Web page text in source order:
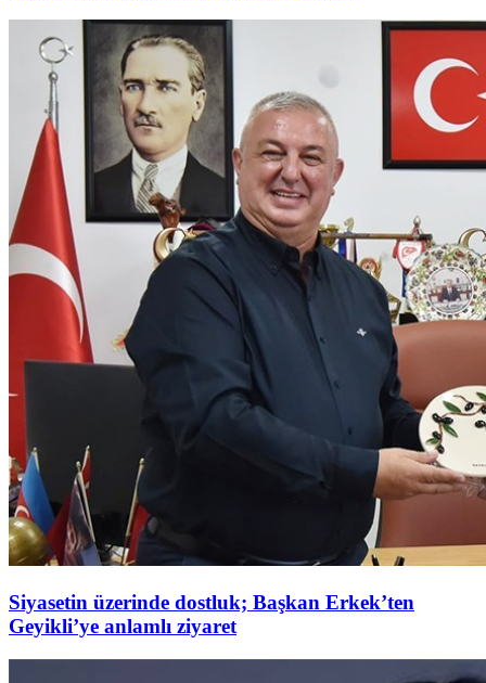
Siyasetin üzerinde dostluk; Başkan Erkek’ten
Geyikli’ye anlamlı ziyaret